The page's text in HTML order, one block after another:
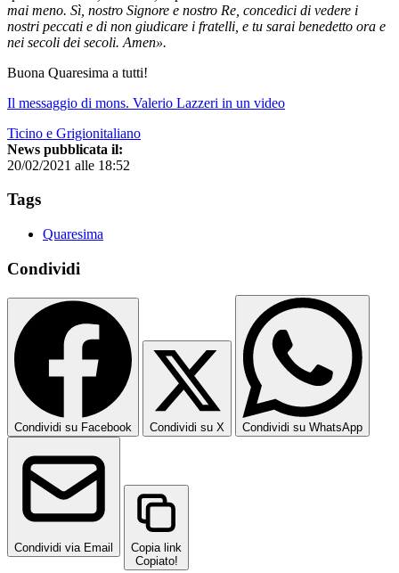
mai meno. Sì, nostro Signore e nostro Re, concedici di vedere i
nostri peccati e di non giudicare i fratelli, e tu sarai benedetto ora e
nei secoli dei secoli. Amen».
Buona Quaresima a tutti!
Il messaggio di mons. Valerio Lazzeri in un video
Ticino e Grigionitaliano
News pubblicata il:
20/02/2021 alle 18:52
Tags
Quaresima
Condividi
Condividi su Facebook Condividi su X Condividi su WhatsApp
Condividi via Email
Copia link
Copiato!